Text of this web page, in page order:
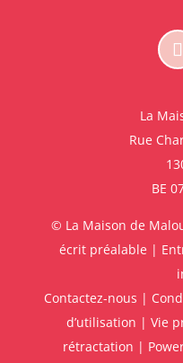
La
Rue
BE
© La Maison de
écrit préalable |
Contactez-nous |
d’utilisation | Vie
rétractation |